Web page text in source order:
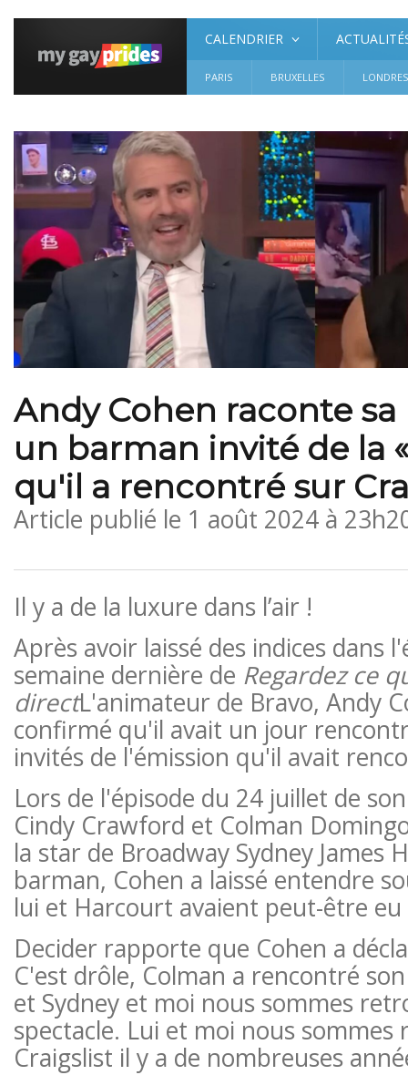
CALENDRIER
PARIS BRUXELLES LONDRES
Andy Cohen raconte
un barman invité de la
qu'il a rencontré sur
Article publié le 1 août 2024 à
Il y a de la luxure dans l’air !
Après avoir laissé des indices dans
semaine dernière de Regardez ce
directL'animateur de Bravo, Andy
confirmé qu'il avait un jour
invités de l'émission qu'il avait
Lors de l'épisode du 24 juillet de
Cindy Crawford et Colman
la star de Broadway Sydney James
barman, Cohen a laissé entendre
lui et Harcourt avaient peut-être eu
Decider rapporte que Cohen a
C'est drôle, Colman a rencontré
et Sydney et moi nous sommes
spectacle. Lui et moi nous sommes
Craigslist il y a de nombreuses